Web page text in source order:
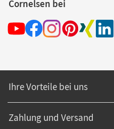
Cornelsen bei
Ihre Vorteile bei uns
Zahlung und Versand